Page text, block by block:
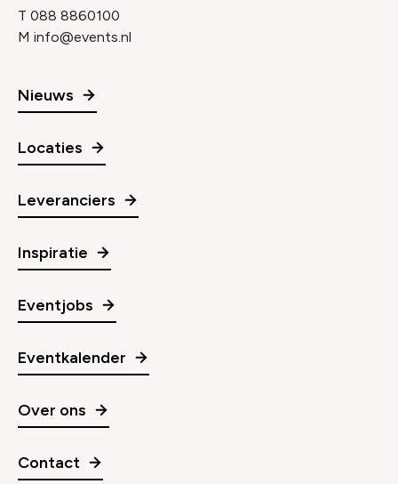
T 088 8860100
M info@events.nl
Nieuws
Locaties
Leveranciers
Inspiratie
Eventjobs
Eventkalender
Over ons
Contact